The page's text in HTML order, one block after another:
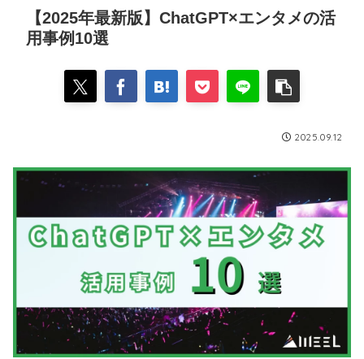
【2025年最新版】ChatGPT×エンタメの活
用事例10選
2025.09.12